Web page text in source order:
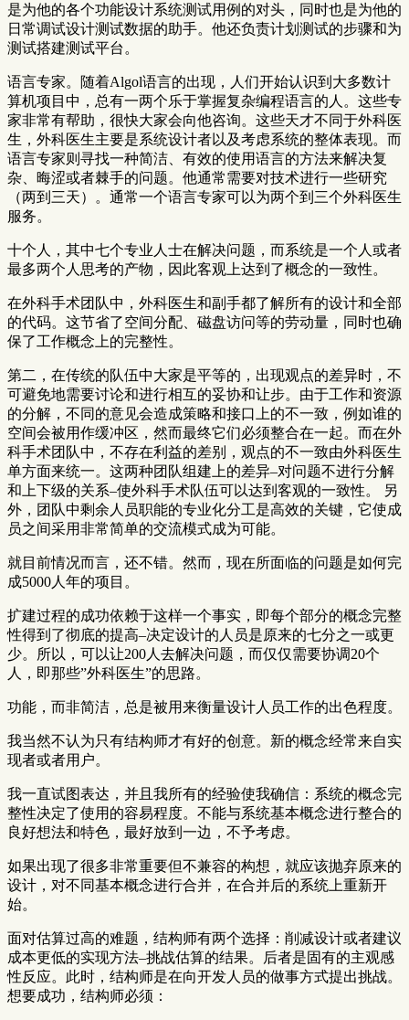
是为他的各个功能设计系统测试用例的对头，同时也是为他的
日常调试设计测试数据的助手。他还负责计划测试的步骤和为
测试搭建测试平台。
语言专家。随着Algol语言的出现，人们开始认识到大多数计
算机项目中，总有一两个乐于掌握复杂编程语言的人。这些专
家非常有帮助，很快大家会向他咨询。这些天才不同于外科医
生，外科医生主要是系统设计者以及考虑系统的整体表现。而
语言专家则寻找一种简洁、有效的使用语言的方法来解决复
杂、晦涩或者棘手的问题。他通常需要对技术进行一些研究
（两到三天）。通常一个语言专家可以为两个到三个外科医生
服务。
十个人，其中七个专业人士在解决问题，而系统是一个人或者
最多两个人思考的产物，因此客观上达到了概念的一致性。
在外科手术团队中，外科医生和副手都了解所有的设计和全部
的代码。这节省了空间分配、磁盘访问等的劳动量，同时也确
保了工作概念上的完整性。
第二，在传统的队伍中大家是平等的，出现观点的差异时，不
可避免地需要讨论和进行相互的妥协和让步。由于工作和资源
的分解，不同的意见会造成策略和接口上的不一致，例如谁的
空间会被用作缓冲区，然而最终它们必须整合在一起。而在外
科手术团队中，不存在利益的差别，观点的不一致由外科医生
单方面来统一。这两种团队组建上的差异–对问题不进行分解
和上下级的关系–使外科手术队伍可以达到客观的一致性。 另
外，团队中剩余人员职能的专业化分工是高效的关键，它使成
员之间采用非常简单的交流模式成为可能。
就目前情况而言，还不错。然而，现在所面临的问题是如何完
成5000人年的项目。
扩建过程的成功依赖于这样一个事实，即每个部分的概念完整
性得到了彻底的提高–决定设计的人员是原来的七分之一或更
少。所以，可以让200人去解决问题，而仅仅需要协调20个
人，即那些”外科医生”的思路。
功能，而非简洁，总是被用来衡量设计人员工作的出色程度。
我当然不认为只有结构师才有好的创意。新的概念经常来自实
现者或者用户。
我一直试图表达，并且我所有的经验使我确信：系统的概念完
整性决定了使用的容易程度。不能与系统基本概念进行整合的
良好想法和特色，最好放到一边，不予考虑。
如果出现了很多非常重要但不兼容的构想，就应该抛弃原来的
设计，对不同基本概念进行合并，在合并后的系统上重新开
始。
面对估算过高的难题，结构师有两个选择：削减设计或者建议
成本更低的实现方法–挑战估算的结果。后者是固有的主观感
性反应。此时，结构师是在向开发人员的做事方式提出挑战。
想要成功，结构师必须：